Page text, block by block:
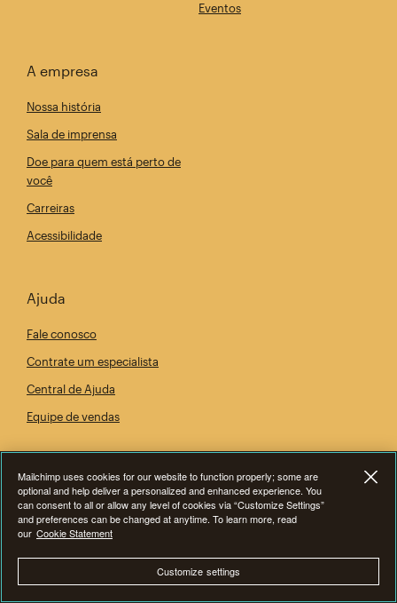
Eventos
A empresa
Nossa história
Sala de imprensa
Doe para quem está perto de
você
Carreiras
Acessibilidade
Ajuda
Fale conosco
Contrate um especialista
Central de Ajuda
Equipe de vendas
Mailchimp uses cookies for our website to function properly; some are
optional and help deliver a personalized and enhanced experience. You
can consent to all or allow any level of cookies via “Customize Settings”
and preferences can be changed at anytime. To learn more, read
our Cookie Statement
Customize settings